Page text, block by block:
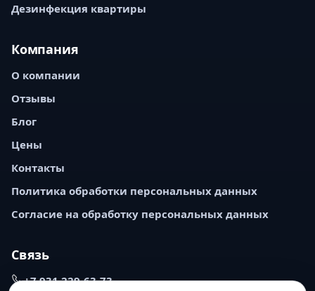
Дезинфекция квартиры
Компания
О компании
Отзывы
Блог
Цены
Контакты
Политика обработки персональных данных
Согласие на обработку персональных данных
Связь
+7 931 229-63-73